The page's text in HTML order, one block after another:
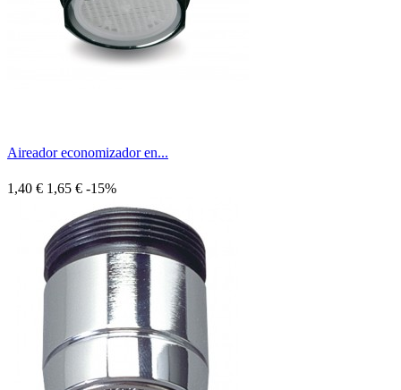
Aireador economizador en...
1,40 € 1,65 € -15%